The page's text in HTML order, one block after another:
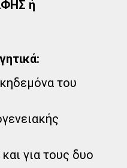
ή
του
για τους δυο